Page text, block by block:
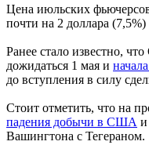
Цена июльских
почти на 2 доллара (7,5%)
Ранее стало известно,
дожидаться 1 мая и
до вступления в силу
Стоит отметить, что на
падения добычи в США и
Вашингтона с Тегераном.